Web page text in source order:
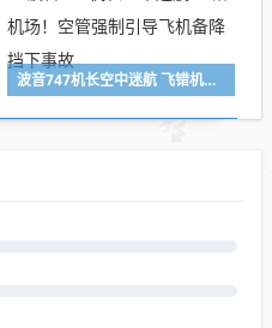
波音747机长空中迷航 飞错机场！空管强制引导飞机备降 挡下事故